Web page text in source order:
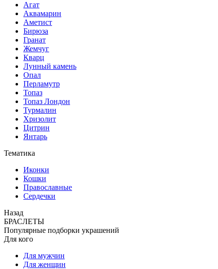
Агат
Аквамарин
Аметист
Бирюза
Гранат
Жемчуг
Кварц
Лунный камень
Опал
Перламутр
Топаз
Топаз Лондон
Турмалин
Хризолит
Цитрин
Янтарь
Тематика
Иконки
Кошки
Православные
Сердечки
Назад
БРАСЛЕТЫ
Популярные подборки украшений
Для кого
Для мужчин
Для женщин